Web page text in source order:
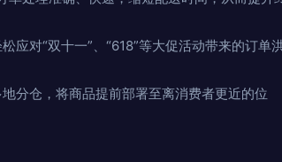
应对“双十一”、“618”等大促活动带来的订单
分仓，将商品提前部署至离消费者更近的位